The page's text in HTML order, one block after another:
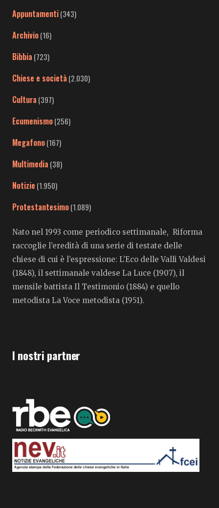
Appuntamenti(343)
Archivio(16)
Bibbia (723)
Chiese e società (2.030)
Cultura (397)
Ecumenismo(256)
Megafono(167)
Multimedia (38)
Notizie (1.950)
Protestantesimo(1.089)
Nato nel 1993 come periodico settimanale, Riforma
raccoglie l’eredità di una serie di testate delle
chiese di cui è l’espressione: L’Eco delle Valli Valdesi
(1848), il settimanale valdese La Luce (1907), il
mensile battista Il Testimonio (1884) e quello
metodista La Voce metodista (1951).
I nostri partner